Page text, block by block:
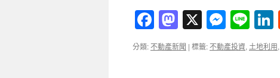
Facebook
Mastodon
X
分類:不動產新聞 | 標籤:不動產投資, 土地利用,